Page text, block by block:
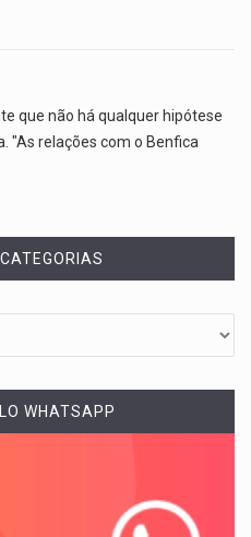
que não há qualquer hipótese
"As relações com o Benfica
WHATSAPP